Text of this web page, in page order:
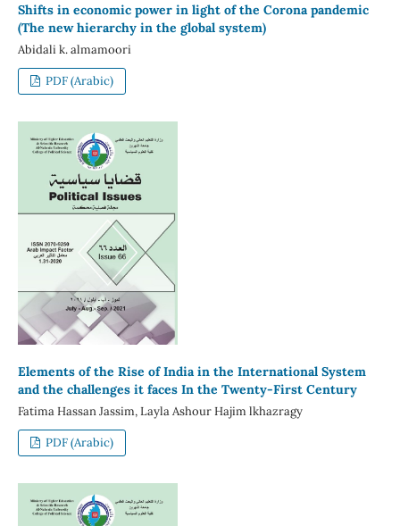
Shifts in economic power in light of the Corona pandemic
(The new hierarchy in the global system)
Abidali k. almamoori
PDF (Arabic)
Elements of the Rise of India in the International System
and the challenges it faces In the Twenty-First Century
Fatima Hassan Jassim, Layla Ashour Hajim lkhazragy
PDF (Arabic)